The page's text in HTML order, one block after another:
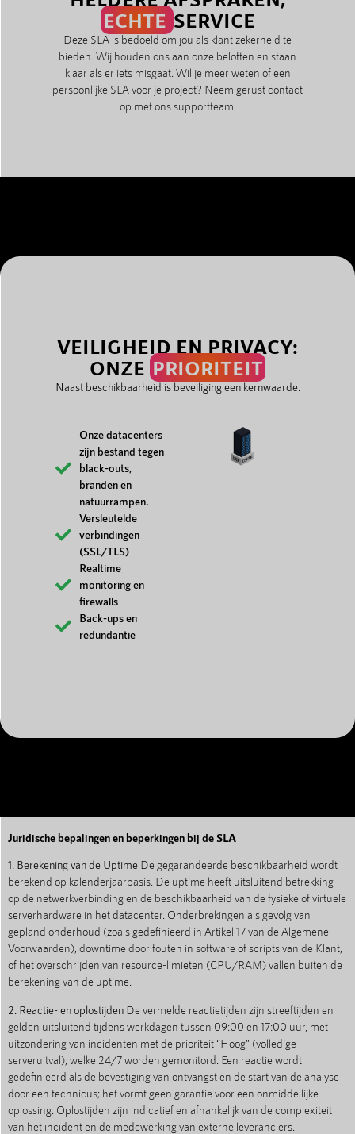
ECHTE SERVICE
Deze SLA is bedoeld om jou als klant zekerheid te
bieden. Wij houden ons aan onze beloften en staan
klaar als er iets misgaat. Wil je meer weten of een
persoonlijke SLA voor je project? Neem gerust contact
op met ons supportteam.
VEILIGHEID EN PRIVACY:
ONZE PRIORITEIT
Naast beschikbaarheid is beveiliging een kernwaarde.
Onze datacenters
zijn bestand tegen
black-outs,
branden en
natuurrampen.
Versleutelde
verbindingen
(SSL/TLS)
Realtime
monitoring en
firewalls
Back-ups en
redundantie
Juridische bepalingen en beperkingen bij de SLA
1. Berekening van de Uptime De gegarandeerde beschikbaarheid wordt
berekend op kalenderjaarbasis. De uptime heeft uitsluitend betrekking
op de netwerkverbinding en de beschikbaarheid van de fysieke of virtuele
serverhardware in het datacenter. Onderbrekingen als gevolg van
gepland onderhoud (zoals gedefinieerd in Artikel 17 van de Algemene
Voorwaarden), downtime door fouten in software of scripts van de Klant,
of het overschrijden van resource-limieten (CPU/RAM) vallen buiten de
berekening van de uptime.
2. Reactie- en oplostijden De vermelde reactietijden zijn streeftijden en
gelden uitsluitend tijdens werkdagen tussen 09:00 en 17:00 uur, met
uitzondering van incidenten met de prioriteit “Hoog” (volledige
serveruitval), welke 24/7 worden gemonitord. Een reactie wordt
gedefinieerd als de bevestiging van ontvangst en de start van de analyse
door een technicus; het vormt geen garantie voor een onmiddellijke
oplossing. Oplostijden zijn indicatief en afhankelijk van de complexiteit
van het incident en de medewerking van externe leveranciers.